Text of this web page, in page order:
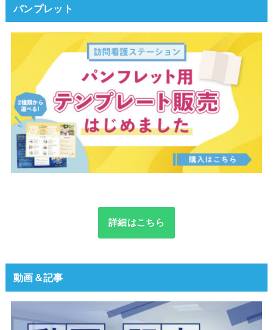
パンプレット
詳細はこちら
動画＆記事